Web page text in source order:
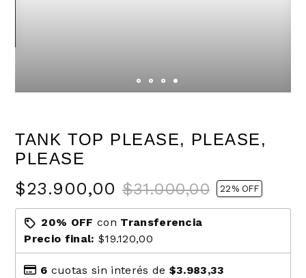
TANK TOP PLEASE, PLEASE,
PLEASE
$23.900,00$31.000,00 22 % OFF
20% OFF con Transferencia
Precio final: $19.120,00
6 cuotas sin interés de $3.983,33